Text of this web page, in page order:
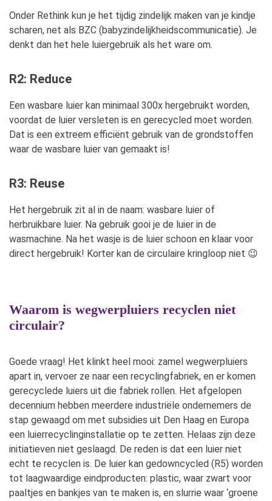
Onder Rethink kun je het tijdig zindelijk maken van je kindje
scharen, net als BZC (babyzindelijkheidscommunicatie). Je
denkt dan het hele luiergebruik als het ware om.
R2: Reduce
Een wasbare luier kan minimaal 300x hergebruikt worden,
voordat de luier versleten is en gerecycled moet worden.
Dat is een extreem efficiënt gebruik van de grondstoffen
waar de wasbare luier van gemaakt is!
R3: Reuse
Het hergebruik zit al in de naam: wasbare luier of
herbruikbare luier. Na gebruik gooi je de luier in de
wasmachine. Na het wasje is de luier schoon en klaar voor
direct hergebruik! Korter kan de circulaire kringloop niet 😉
Waarom is wegwerpluiers recyclen niet
circulair?
Goede vraag! Het klinkt heel mooi: zamel wegwerpluiers
apart in, vervoer ze naar een recyclingfabriek, en er komen
gerecyclede luiers uit die fabriek rollen. Het afgelopen
decennium hebben meerdere industriële ondernemers de
stap gewaagd om met subsidies uit Den Haag en Europa
een luierrecyclinginstallatie op te zetten. Helaas zijn deze
initiatieven niet geslaagd. De reden is dat een luier niet
echt te recyclen is. De luier kan gedowncycled (R5) worden
tot laagwaardige eindproducten: plastic, waar zwart voor
paaltjes en bankjes van te maken is, en slurrie waar ‘groene